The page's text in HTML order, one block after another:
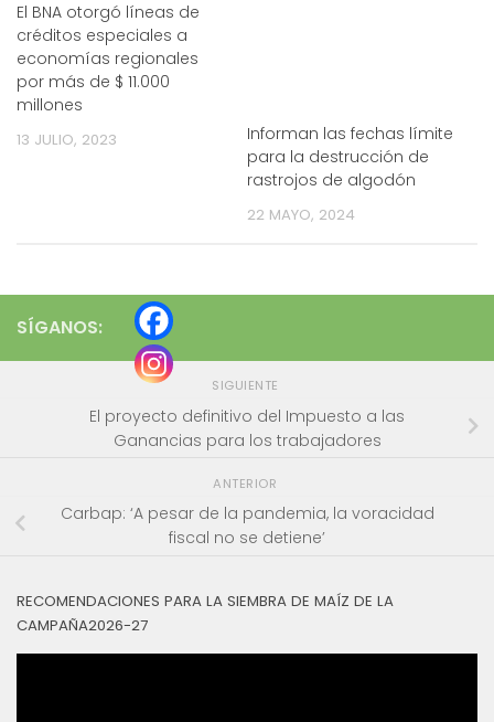
El BNA otorgó líneas de
créditos especiales a
economías regionales
por más de $ 11.000
millones
13 JULIO, 2023
Informan las fechas límite
para la destrucción de
rastrojos de algodón
22 MAYO, 2024
SÍGANOS:
SIGUIENTE
El proyecto definitivo del Impuesto a las
Ganancias para los trabajadores
ANTERIOR
Carbap: ‘A pesar de la pandemia, la voracidad
fiscal no se detiene’
RECOMENDACIONES PARA LA SIEMBRA DE MAÍZ DE LA
CAMPAÑA2026-27